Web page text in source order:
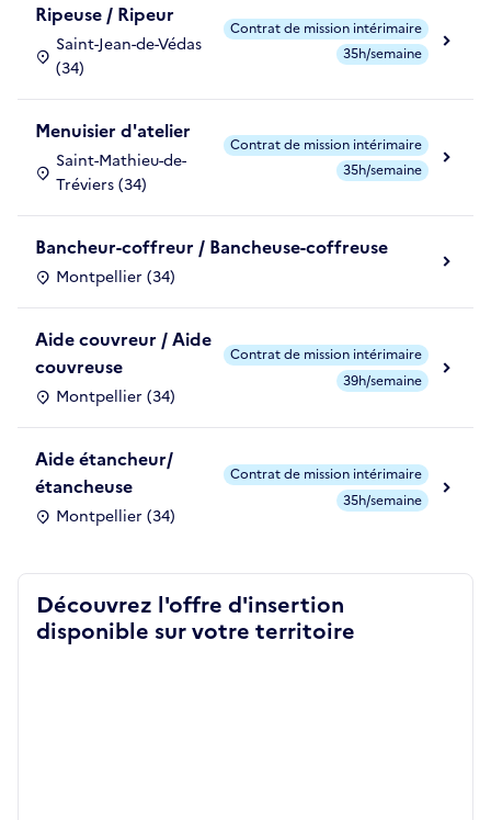
Ripeuse / Ripeur
Saint-Jean-de-Védas
(34)
Contrat de mission intérimaire
35h/semaine
Menuisier d'atelier
Saint-Mathieu-de-
Tréviers (34)
Contrat de mission intérimaire
35h/semaine
Bancheur-coffreur / Bancheuse-coffreuse
Montpellier (34)
Aide couvreur / Aide
couvreuse
Montpellier (34)
Contrat de mission intérimaire
39h/semaine
Aide étancheur/
étancheuse
Montpellier (34)
Contrat de mission intérimaire
35h/semaine
Découvrez l'offre d'insertion
disponible sur votre territoire